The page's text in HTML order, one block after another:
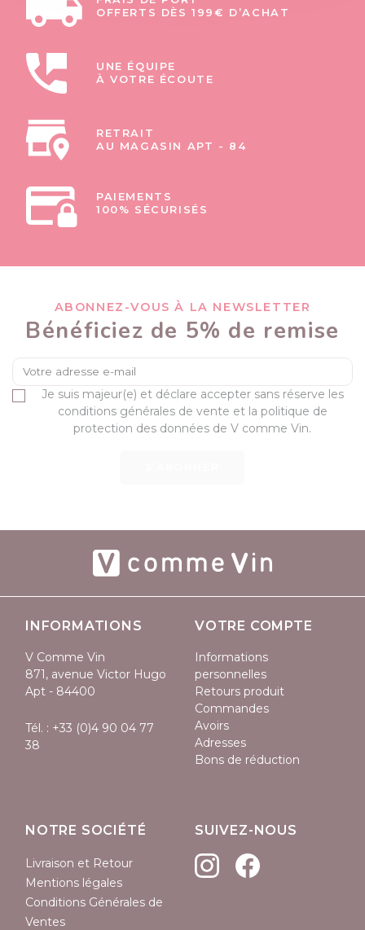
OFFERTS DÈS 199€ D’ACHAT
UNE ÉQUIPE
À VOTRE ÉCOUTE
RETRAIT
AU MAGASIN APT - 84
PAIEMENTS
100% SÉCURISÉS
ABONNEZ-VOUS À LA NEWSLETTER
Bénéficiez de 5% de remise
Je suis majeur(e) et déclare accepter sans réserve les
conditions générales de vente et la politique de
protection des données de V comme Vin.
INFORMATIONS
V Comme Vin
871, avenue Victor Hugo
Apt - 84400
Tél. : +33 (0)4 90 04 77
38
VOTRE COMPTE
Informations
personnelles
Retours produit
Commandes
Avoirs
Adresses
Bons de réduction
NOTRE SOCIÉTÉ
Livraison et Retour
Mentions légales
Conditions Générales de
Ventes
SUIVEZ-NOUS